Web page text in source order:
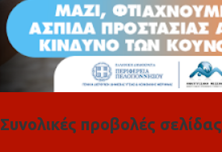
Συνολικές προβολές σελίδας